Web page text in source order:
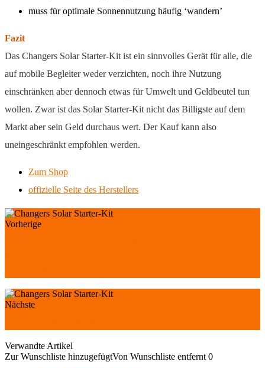
muss für optimale Sonnennutzung häufig ‘wandern’
Fazit
Das Changers Solar Starter-Kit ist ein sinnvolles Gerät für alle, die
auf mobile Begleiter weder verzichten, noch ihre Nutzung
einschränken aber dennoch etwas für Umwelt und Geldbeutel tun
wollen. Zwar ist das Solar Starter-Kit nicht das Billigste auf dem
Markt aber sein Geld durchaus wert. Der Kauf kann also
uneingeschränkt empfohlen werden.
Zum Shop
offizielle Seite des Herstellers
Vorherige
Nächste
Verwandte Artikel
Zur Wunschliste hinzugefügtVon Wunschliste entfernt 0